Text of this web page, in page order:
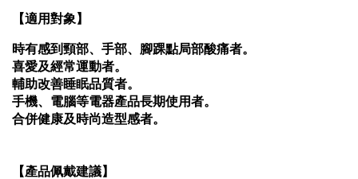
【適用對象 】
時有感到頸部、手部、腳踝點局部酸痛者。
喜愛及經常運動者。
輔助改善睡眠品質者。
手機、電腦等電器產品長期使用者。
合併健康及時尚造型感者。
【產品佩戴建議】